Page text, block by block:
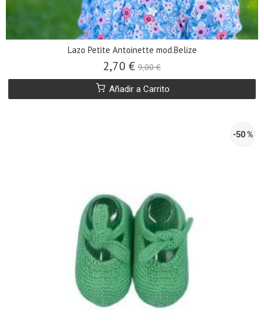
Lazo Petite Antoinette mod.Belize
2,70 € 9,00 €
Añadir a Carrito
-50 %